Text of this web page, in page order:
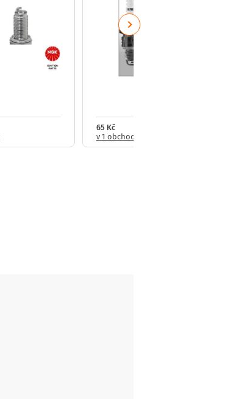
65 Kč
v 1 obchodě
Next